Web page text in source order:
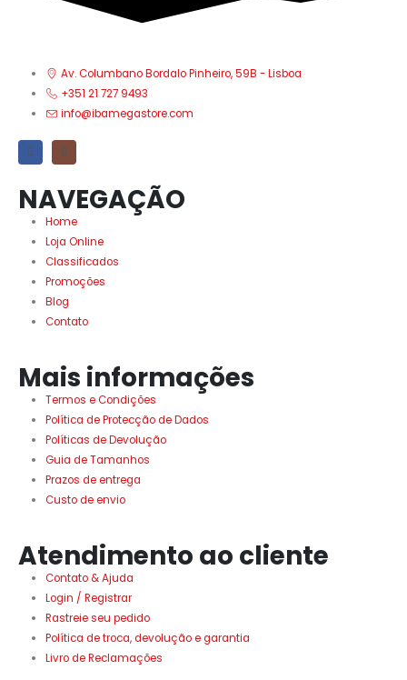
Av. Columbano Bordalo Pinheiro, 59B - Lisboa
+351 21 727 9493
info@ibamegastore.com
NAVEGAÇÃO
Home
Loja Online
Classificados
Promoções
Blog
Contato
Mais informações
Termos e Condições
Política de Protecção de Dados
Políticas de Devolução
Guia de Tamanhos
Prazos de entrega
Custo de envio
Atendimento ao cliente
Contato & Ajuda
Login / Registrar
Rastreie seu pedido
Política de troca, devolução e garantia
Livro de Reclamações